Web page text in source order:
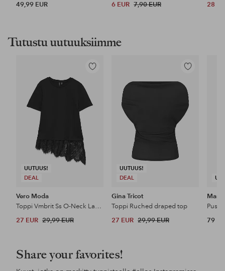
49,99 EUR
6 EUR 7,90 EUR
28
Tutustu uutuuksiimme
UUTUUS!
DEAL
Lisää
Vero Moda
Toppi Vmbrit Ss O-Neck Lace T-Shirt Jrs
27 EUR 29,99 EUR
UUTUUS!
DEAL
Lisää
Gina Tricot
Toppi Ruched draped top
27 EUR 29,99 EUR
Masai
79
Share your favorites!